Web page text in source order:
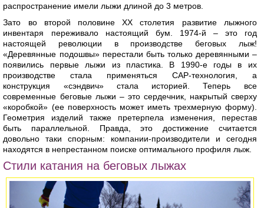
распространение имели лыжи длиной до 3 метров.
Зато во второй половине ХХ столетия развитие лыжного
инвентаря переживало настоящий бум. 1974-й – это год
настоящей революции в производстве беговых лыж!
«Деревянные подошвы» перестали быть только деревянными –
появились первые лыжи из пластика. В 1990-е годы в их
производстве стала применяться CAP-технология, а
конструкция «сэндвич» стала историей. Теперь все
современные беговые лыжи – это сердечник, накрытый сверху
«коробкой» (ее поверхность может иметь трехмерную форму).
Геометрия изделий также претерпела изменения, перестав
быть параллельной. Правда, это достижение считается
довольно таки спорным: компании-производители и сегодня
находятся в непрестанном поиске оптимального профиля лыж.
Стили катания на беговых лыжах